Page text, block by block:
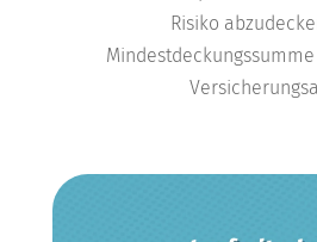
Risiko